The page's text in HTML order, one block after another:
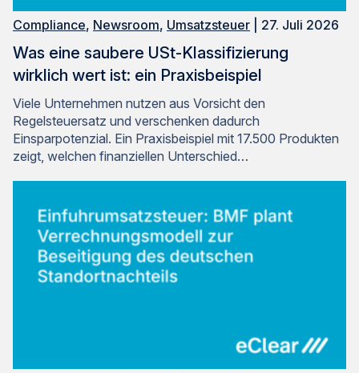
Compliance, Newsroom, Umsatzsteuer | 27. Juli 2026
Was eine saubere USt-Klassifizierung
wirklich wert ist: ein Praxisbeispiel
Viele Unternehmen nutzen aus Vorsicht den
Regelsteuersatz und verschenken dadurch
Einsparpotenzial. Ein Praxisbeispiel mit 17.500 Produkten
zeigt, welchen finanziellen Unterschied…